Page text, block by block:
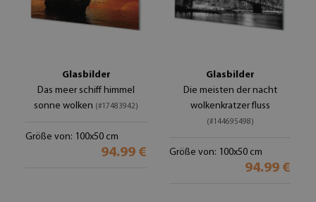
Glasbilder
Das meer schiff himmel
sonne wolken (#17483942)
Größe von: 100x50 cm
94.99 €
Glasbilder
Die meisten der nacht
wolkenkratzer fluss
(#144695498)
Größe von: 100x50 cm
94.99 €